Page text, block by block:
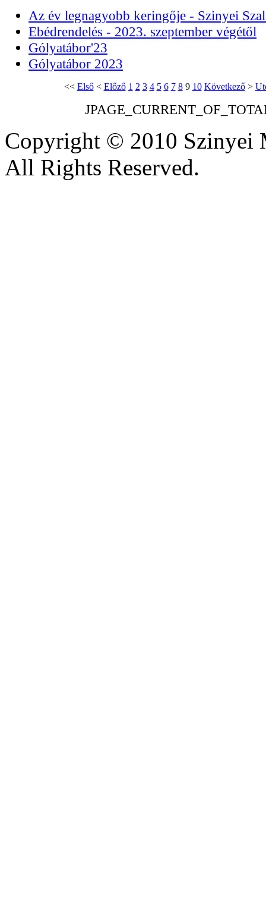
Az év legnagyobb keringője - Szinyei
Ebédrendelés - 2023. szeptember végétől
Gólyatábor'23
Gólyatábor 2023
<< Első< Előző 1 2 3 4 5 6 7 8 9 10 Következő>
Copyright © 2010 Szinyei
All Rights Reserved.